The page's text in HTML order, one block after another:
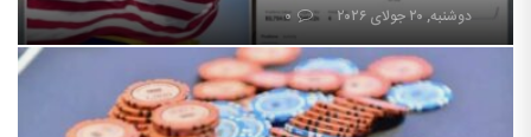
دوشنبه, ۲۰ جولای ۲۰۲۶ ۰